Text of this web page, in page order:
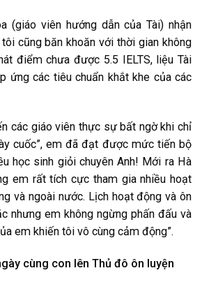
(giáo viên hướng dẫn của Tài) nhận
tôi cũng băn khoăn với thời gian không
điểm chưa được 5.5 IELTS, liệu Tài
ứng các tiêu chuẩn khắt khe của các
các giáo viên thực sự bất ngờ khi chỉ
cuốc”, em đã đạt được mức tiến bộ
học sinh giỏi chuyên Anh! Mới ra Hà
em rất tích cực tham gia nhiều hoạt
và ngoài nước. Lịch hoạt động và ôn
nhưng em không ngừng phấn đấu và
em khiến tôi vô cùng cảm động”.
cùng con lên Thủ đô ôn luyện